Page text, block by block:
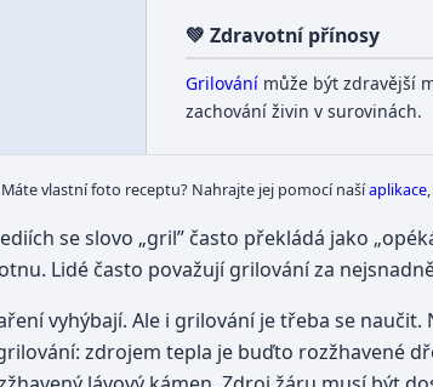
💚 Zdravotní přínosy
Grilovánímůže být zdravější
zachování živin v surovinách.
vlastní foto receptu? Nahrajte jej pomocí našíaplikace
se slovo „gril” často překládá jako
Lidé často považují grilování za
vyhýbají. Ale i grilování je třeba se
zdrojem tepla je buďto rozžhavené